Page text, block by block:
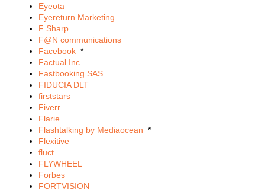
Eyeota
Eyereturn Marketing
F Sharp
F@N communications
Facebook *
Factual Inc.
Fastbooking SAS
FIDUCIA DLT
firststars
Fiverr
Flarie
Flashtalking by Mediaocean *
Flexitive
fluct
FLYWHEEL
Forbes
FORTVISION